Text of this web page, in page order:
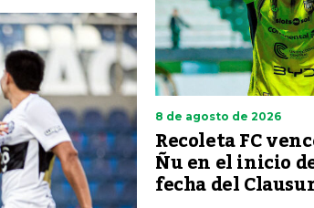
8 de agosto de 2026
Recoleta FC
Ñu en el inicio
fecha del